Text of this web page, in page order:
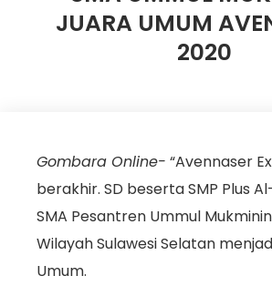
JUARA UMUM
2020
Gombara Online- “Avennaser
berakhir. SD beserta SMP Plus
SMA Pesantren Ummul
Wilayah Sulawesi Selatan
Umum.